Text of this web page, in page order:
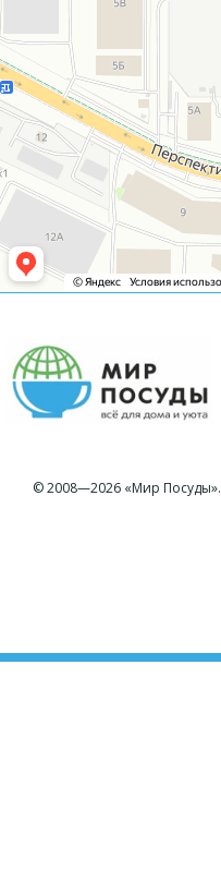
© 2008—2026 «Мир